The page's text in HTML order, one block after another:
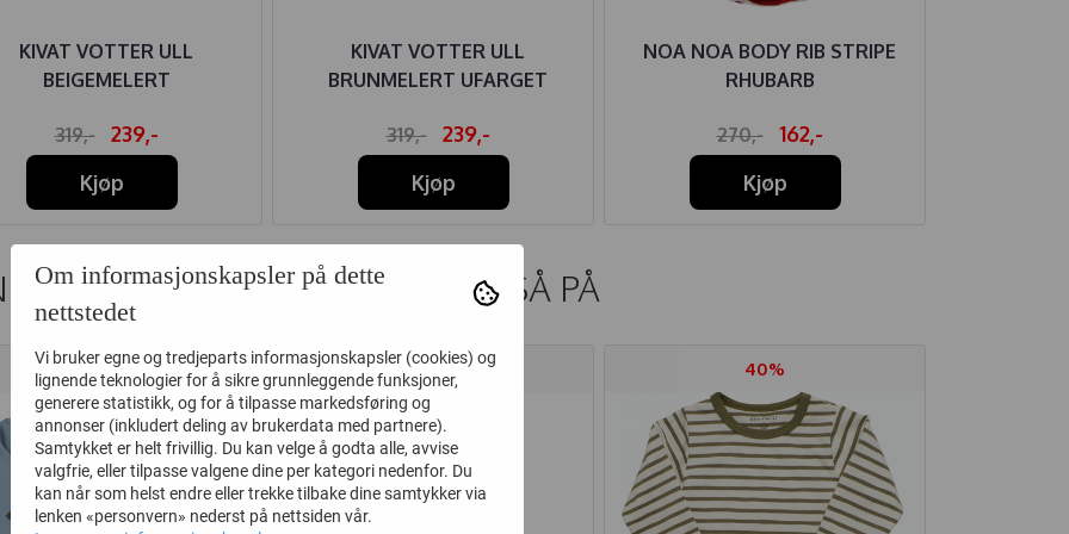
KIVAT VOTTER ULL
BEIGEMELERT
319,-
239,-
Kjøp
KIVAT VOTTER ULL
BRUNMELERT UFARGET
319,-
239,-
Kjøp
NOA NOA BODY RIB STRIPE
RHUBARB
270,-
162,-
Kjøp
SOM SÅ PÅ DETTE SÅ OGSÅ PÅ
50% 45% 40%
Om informasjonskapsler på dette
nettstedet
Vi bruker egne og tredjeparts informasjonskapsler (cookies) og
lignende teknologier for å sikre grunnleggende funksjoner,
generere statistikk, og for å tilpasse markedsføring og
annonser (inkludert deling av brukerdata med partnere).
Samtykket er helt frivillig. Du kan velge å godta alle, avvise
valgfrie, eller tilpasse valgene dine per kategori nedenfor. Du
kan når som helst endre eller trekke tilbake dine samtykker via
lenken «personvern» nederst på nettsiden vår.